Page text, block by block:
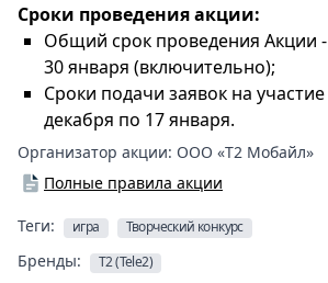
Сроки проведения акции:
Общий срок проведения Акции -
30 января (включительно);
Сроки подачи заявок на
декабря по 17 января.
Организатор акции: ООО «Т2 Мобайл»
Полные правила акции
Теги: игра Творческий конкурс
Бренды: T2 (Tele2)